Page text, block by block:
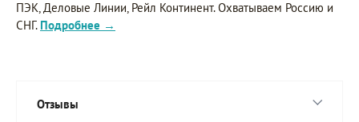
ПЭК, Деловые Линии, Рейл Континент. Охватываем Россию и
СНГ. Подробнее →
Отзывы